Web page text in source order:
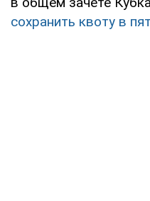
сохранить квоту в